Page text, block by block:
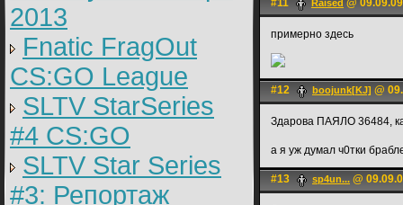
2013
Fnatic FragOut
CS:GO League
SLTV StarSeries
#4 CS:GO
SLTV Star Series
#3: Репортаж
#11 Raised @
примерно здесь
#12 boojunk[KJ] @
Здарова ПАЯЛО 36484,
а я уж думал ч0тки
#13 sp4un... @